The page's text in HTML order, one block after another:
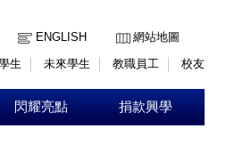
ENGLISH
網站地圖
生
未來學生 教職員工 校友
閃耀亮點 捐款興學